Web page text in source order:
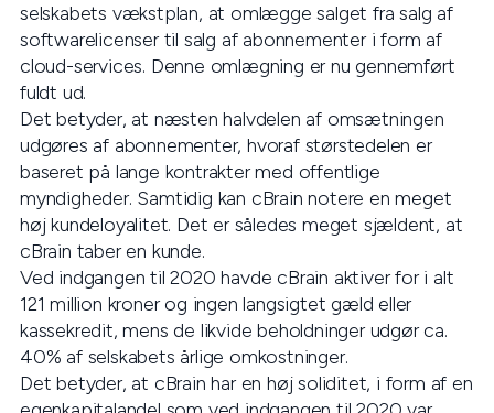
selskabets vækstplan, at omlægge salget fra salg af
softwarelicenser til salg af abonnementer i form af
cloud-services. Denne omlægning er nu gennemført
fuldt ud.
Det betyder, at næsten halvdelen af omsætningen
udgøres af abonnementer, hvoraf størstedelen er
baseret på lange kontrakter med offentlige
myndigheder. Samtidig kan cBrain notere en meget
høj kundeloyalitet. Det er således meget sjældent, at
cBrain taber en kunde.
Ved indgangen til 2020 havde cBrain aktiver for i alt
121 million kroner og ingen langsigtet gæld eller
kassekredit, mens de likvide beholdninger udgør ca.
40% af selskabets årlige omkostninger.
Det betyder, at cBrain har en høj soliditet, i form af en